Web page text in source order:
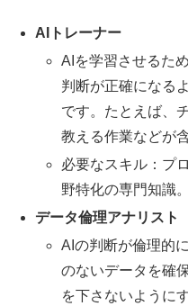
AIトレーナー
AIを学習させるた
判断が正確になる
です。たとえば、
教える作業などが
必要なスキル：プ
野特化の専門知識。
データ倫理アナリスト
AIの判断が倫理的
のないデータを確
を下さないように